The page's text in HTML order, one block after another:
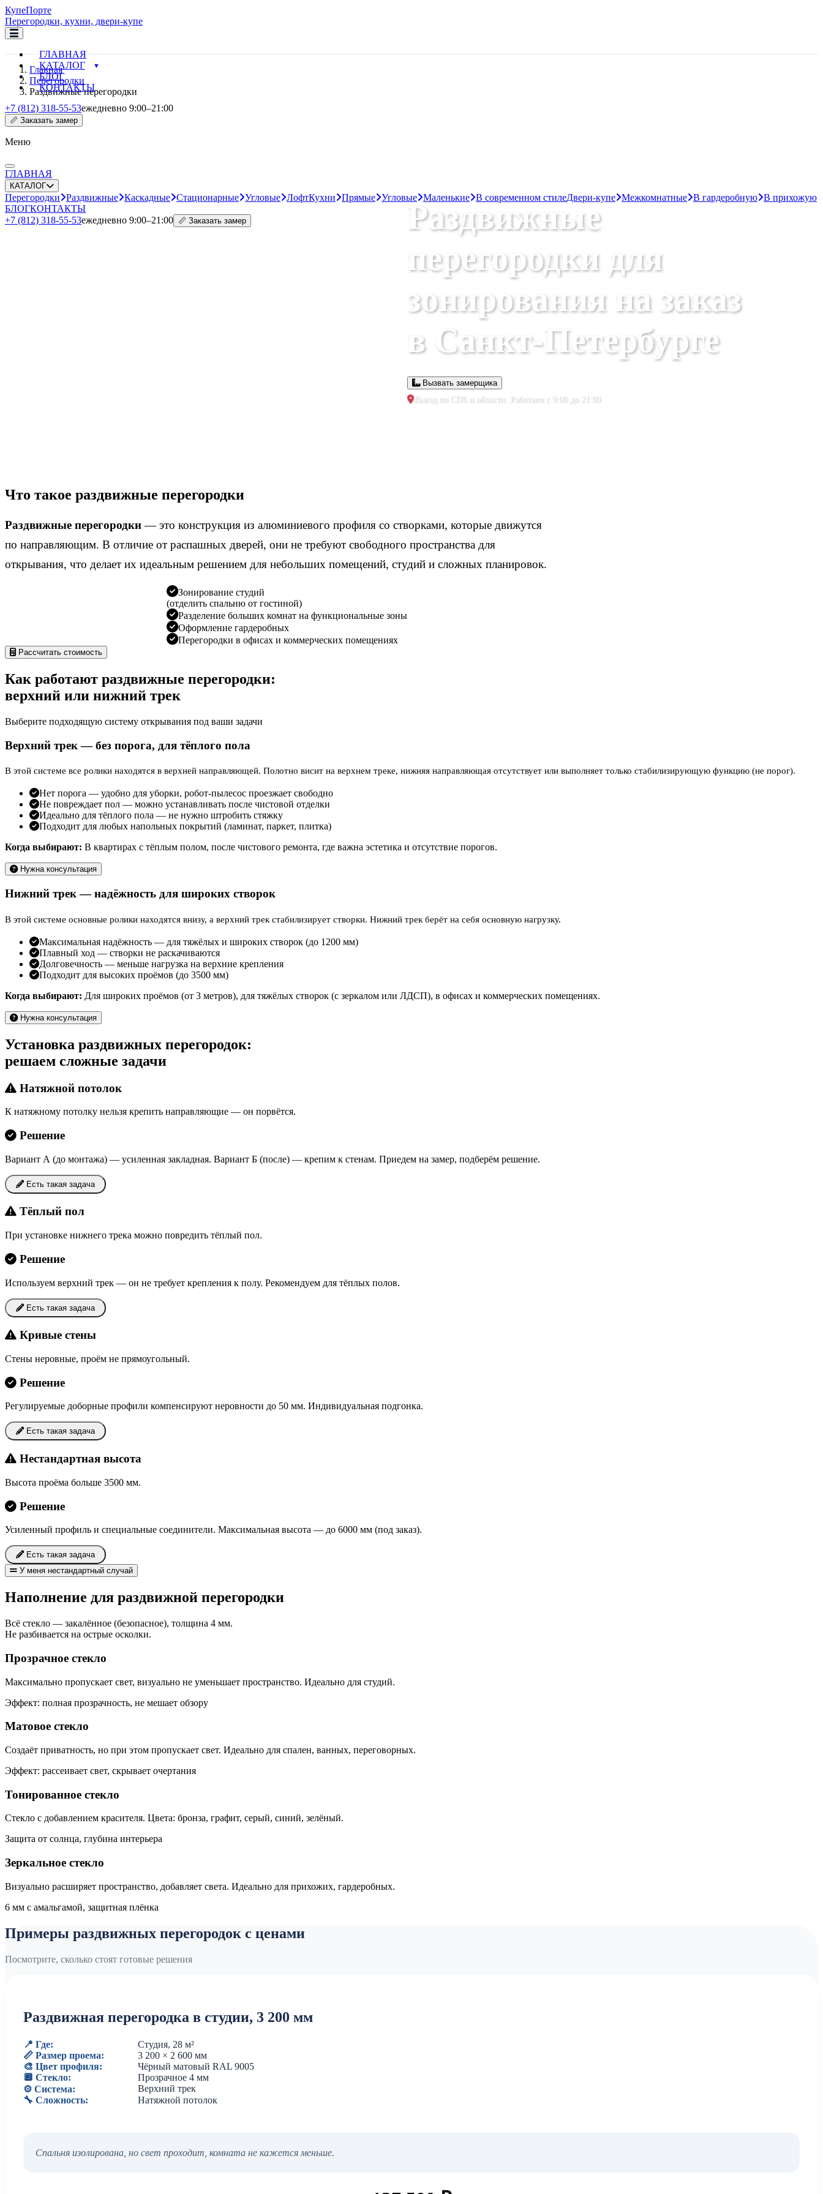
КупеПорте
Перегородки, кухни, двери-купе
ГЛАВНАЯ
КАТАЛОГ
БЛОГ
КОНТАКТЫ
+7 (812) 318-55-53ежедневно 9:00–21:00
📏 Заказать замер
Меню
ГЛАВНАЯ
КАТАЛОГ
Перегородки Раздвижные Каскадные Стационарные Угловые ЛофтКухни Прямые Угловые Маленькие В современном стилеДвери-купе Межкомнатные В гардеробную В прихожую
БЛОГКОНТАКТЫ
+7 (812) 318-55-53ежедневно 9:00–21:00 📏 Заказать замер
Главная
Перегородки
Раздвижные перегородки
Раздвижные
перегородки для
зонирования на заказ
в Санкт-Петербурге
Вызвать замерщика
Выезд по СПб и области. Работаем с 9:00 до 21:00
Что такое раздвижные перегородки
Раздвижные перегородки— это конструкция из алюминиевого профиля со створками, которые движутся
по направляющим. В отличие от распашных дверей, они не требуют свободного пространства для
открывания, что делает их идеальным решением для небольших помещений, студий и сложных планировок.
Зонирование студий
(отделить спальню от гостиной)
Разделение больших комнат на функциональные зоны
Оформление гардеробных
Перегородки в офисах и коммерческих помещениях
Рассчитать стоимость
Как работают раздвижные перегородки:
верхний или нижний трек
Выберите подходящую систему открывания под ваши задачи
Верхний трек — без порога, для тёплого пола
В этой системе все ролики находятся в верхней направляющей. Полотно висит на верхнем треке, нижняя направляющая отсутствует или выполняет только стабилизирующую функцию (не порог).
Нет порога — удобно для уборки, робот-пылесос проезжает свободно
Не повреждает пол — можно устанавливать после чистовой отделки
Идеально для тёплого пола — не нужно штробить стяжку
Подходит для любых напольных покрытий (ламинат, паркет, плитка)
Когда выбирают: В квартирах с тёплым полом, после чистового ремонта, где важна эстетика и отсутствие порогов.
Нужна консультация
Нижний трек — надёжность для широких створок
В этой системе основные ролики находятся внизу, а верхний трек стабилизирует створки. Нижний трек берёт на себя основную нагрузку.
Максимальная надёжность — для тяжёлых и широких створок (до 1200 мм)
Плавный ход — створки не раскачиваются
Долговечность — меньше нагрузка на верхние крепления
Подходит для высоких проёмов (до 3500 мм)
Когда выбирают: Для широких проёмов (от 3 метров), для тяжёлых створок (с зеркалом или ЛДСП), в офисах и коммерческих помещениях.
Нужна консультация
Установка раздвижных перегородок:
решаем сложные задачи
Натяжной потолок
К натяжному потолку нельзя крепить направляющие — он порвётся.
Решение
Вариант А (до монтажа) — усиленная закладная. Вариант Б (после) — крепим к стенам. Приедем на замер, подберём решение.
Есть такая задача
Тёплый пол
При установке нижнего трека можно повредить тёплый пол.
Решение
Используем верхний трек — он не требует крепления к полу. Рекомендуем для тёплых полов.
Есть такая задача
Кривые стены
Стены неровные, проём не прямоугольный.
Решение
Регулируемые доборные профили компенсируют неровности до 50 мм. Индивидуальная подгонка.
Есть такая задача
Нестандартная высота
Высота проёма больше 3500 мм.
Решение
Усиленный профиль и специальные соединители. Максимальная высота — до 6000 мм (под заказ).
Есть такая задача
У меня нестандартный случай
Наполнение для раздвижной перегородки
Всё стекло — закалённое (безопасное), толщина 4 мм.
Не разбивается на острые осколки.
Прозрачное стекло
Максимально пропускает свет, визуально не уменьшает пространство. Идеально для студий.
Эффект: полная прозрачность, не мешает обзору
Матовое стекло
Создаёт приватность, но при этом пропускает свет. Идеально для спален, ванных, переговорных.
Эффект: рассеивает свет, скрывает очертания
Тонированное стекло
Стекло с добавлением красителя. Цвета: бронза, графит, серый, синий, зелёный.
Защита от солнца, глубина интерьера
Зеркальное стекло
Визуально расширяет пространство, добавляет света. Идеально для прихожих, гардеробных.
6 мм с амальгамой, защитная плёнка
Примеры раздвижных перегородок с ценами
Посмотрите, сколько стоят готовые решения
Раздвижная перегородка в студии, 3 200 мм
📍 Где:
Студия, 28 м²
📏 Размер проема:
3 200 × 2 600 мм
🎨 Цвет профиля:
Чёрный матовый RAL 9005
🔲 Стекло:
Прозрачное 4 мм
⚙️ Система:
Верхний трек
🔧 Сложность:
Натяжной потолок
Спальня изолирована, но свет проходит, комната не кажется меньше.